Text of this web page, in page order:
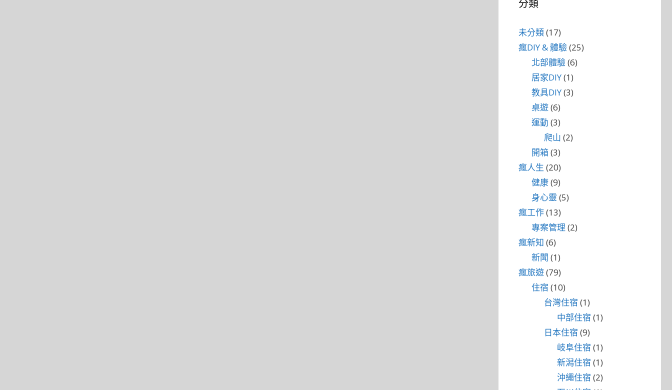
分類
未分類(17)
瘋DIY & 體驗(25)
北部體驗(6)
居家DIY(1)
教具DIY(3)
桌遊(6)
運動 (3)
爬山 (2)
開箱(3)
瘋人生 (20)
健康(9)
身心靈 (5)
瘋工作(13)
專案管理 (2)
瘋新知 (6)
新聞 (1)
瘋旅遊(79)
住宿 (10)
台灣住宿 (1)
中部住宿 (1)
日本住宿 (9)
岐阜住宿 (1)
新潟住宿 (1)
沖繩住宿 (2)